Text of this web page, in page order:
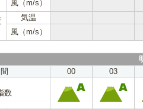
風（m/s）
気温
風（m/s）
00 03
数